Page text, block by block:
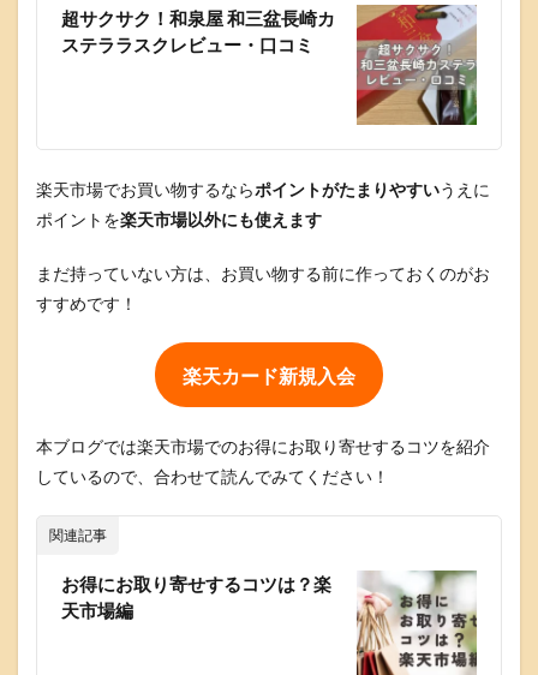
超サクサク！和泉屋 和三盆長崎カ
ステララスクレビュー・口コミ
楽天市場でお買い物するならポイントがたまりやすいうえに
ポイントを楽天市場以外にも使えます
まだ持っていない方は、お買い物する前に作っておくのがお
すすめです！
楽天カード新規入会
本ブログでは楽天市場でのお得にお取り寄せするコツを紹介
しているので、合わせて読んでみてください！
関連記事
お得にお取り寄せするコツは？楽
天市場編